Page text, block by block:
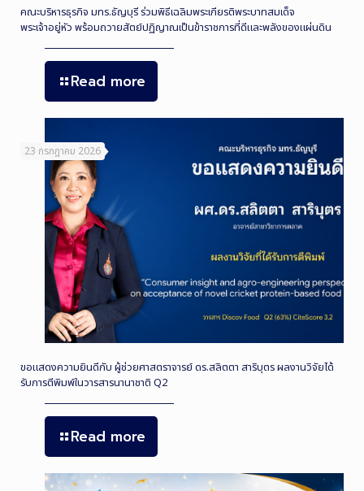
คณะบริหารธุรกิจ มทร.ธัญบุรี ร่วมพิธีเฉลิมพระเกียรติพระบาทสมเด็จ
พระเจ้าอยู่หัว พร้อมถวายสัตย์ปฏิญาณเป็นข้าราชการที่ดีและพลังของแผ่นดิน
Read more
23 กรกฎาคม 2026
ขอแสดงความยินดีกับ ผู้ช่วยศาสตราจารย์ ดร.สลิตตา สาริบุตร ผลงานวิจัยได้
รับการตีพิมพ์ในวารสารนานาชาติ Q2
Read more